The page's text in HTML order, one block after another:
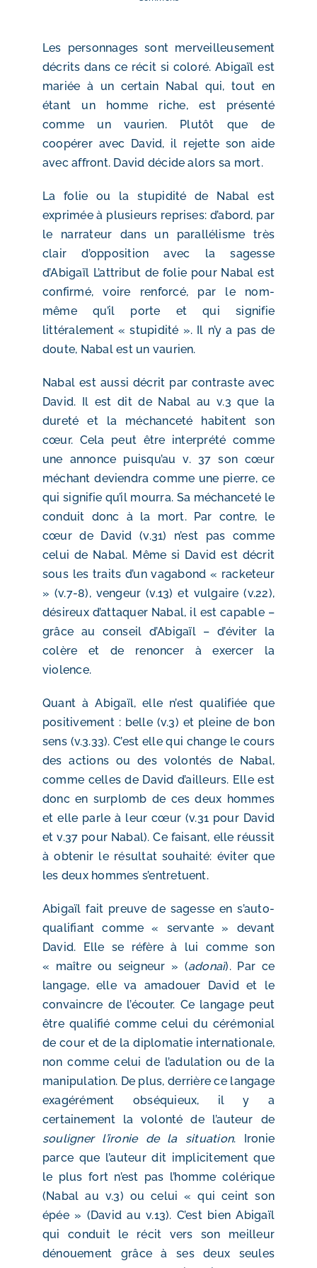
Les personnages sont merveilleusement
décrits dans ce récit si coloré. Abigaïl est
mariée à un certain Nabal qui, tout en
étant un homme riche, est présenté
comme un vaurien. Plutôt que de
coopérer avec David, il rejette son aide
avec affront. David décide alors sa mort.
La folie ou la stupidité de Nabal est
exprimée à plusieurs reprises: d’abord, par
le narrateur dans un parallélisme très
clair d’opposition avec la sagesse
d’Abigaïl L’attribut de folie pour Nabal est
confirmé, voire renforcé, par le nom-
même qu’il porte et qui signifie
littéralement « stupidité ». Il n’y a pas de
doute, Nabal est un vaurien.
Nabal est aussi décrit par contraste avec
David. Il est dit de Nabal au v.3 que la
dureté et la méchanceté habitent son
cœur. Cela peut être interprété comme
une annonce puisqu’au v. 37 son cœur
méchant deviendra comme une pierre, ce
qui signifie qu’il mourra. Sa méchanceté le
conduit donc à la mort. Par contre, le
cœur de David (v.31) n’est pas comme
celui de Nabal. Même si David est décrit
sous les traits d’un vagabond « racketeur
» (v.7-8), vengeur (v.13) et vulgaire (v.22),
désireux d’attaquer Nabal, il est capable –
grâce au conseil d’Abigaïl – d’éviter la
colère et de renoncer à exercer la
violence.
Quant à Abigaïl, elle n’est qualifiée que
positivement : belle (v.3) et pleine de bon
sens (v.3.33). C’est elle qui change le cours
des actions ou des volontés de Nabal,
comme celles de David d’ailleurs. Elle est
donc en surplomb de ces deux hommes
et elle parle à leur cœur (v.31 pour David
et v.37 pour Nabal). Ce faisant, elle réussit
à obtenir le résultat souhaité: éviter que
les deux hommes s’entretuent.
Abigaïl fait preuve de sagesse en s’auto-
qualifiant comme « servante » devant
David. Elle se réfère à lui comme son
« maître ou seigneur » (adonaï). Par ce
langage, elle va amadouer David et le
convaincre de l’écouter. Ce langage peut
être qualifié comme celui du cérémonial
de cour et de la diplomatie internationale,
non comme celui de l’adulation ou de la
manipulation. De plus, derrière ce langage
exagérément obséquieux, il y a
certainement la volonté de l’auteur de
souligner l’ironie de la situation. Ironie
parce que l’auteur dit implicitement que
le plus fort n’est pas l’homme colérique
(Nabal au v.3) ou celui « qui ceint son
épée » (David au v.13). C’est bien Abigaïl
qui conduit le récit vers son meilleur
dénouement grâce à ses deux seules